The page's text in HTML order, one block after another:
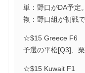
単：野口がDA予定
複：野口組が初戦
☆$15 Greece F6
予選の平松[Q3]、
☆$15 Kuwait F1